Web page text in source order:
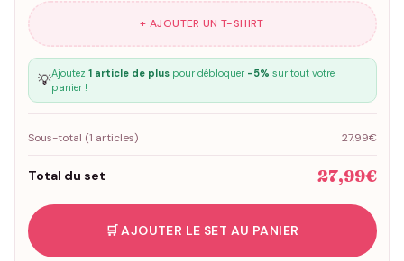
+ AJOUTER UN T-SHIRT
💡Ajoutez 1 article de pluspour débloquer -5% sur tout votre
panier !
Sous-total (1 articles) 27,99€
Total du set 27,99€
🛒 AJOUTER LE SET AU PANIER